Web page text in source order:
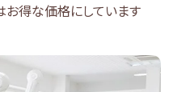
お得な価格にしています